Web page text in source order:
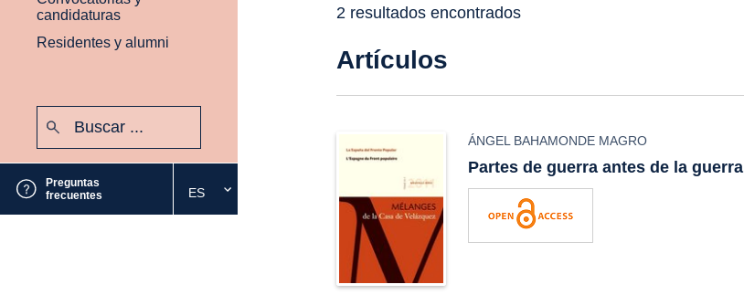
candidaturas
Residentes y alumni
Preguntas
frecuentes
Seleccione
el
ES
2 resultados encontrados
Artículos
ÁNGEL BAHAMONDE MAGRO
Partes de guerra antes de la guerra